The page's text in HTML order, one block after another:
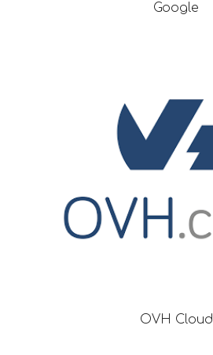
Google
OVH Cloud